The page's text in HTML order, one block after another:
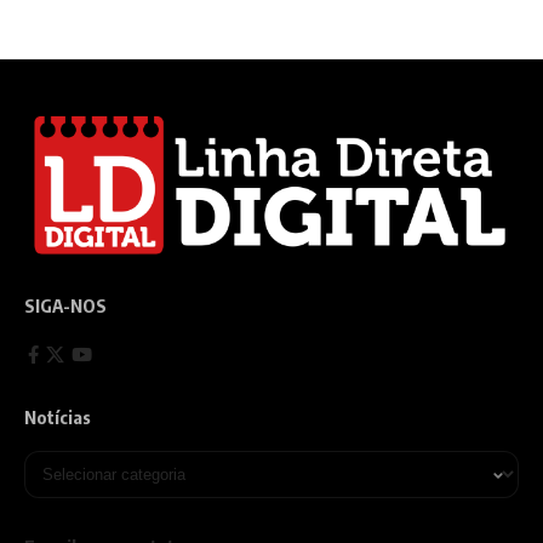
SIGA-NOS
Notícias